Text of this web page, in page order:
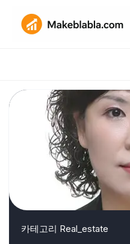
content
카테고리 Real_estate